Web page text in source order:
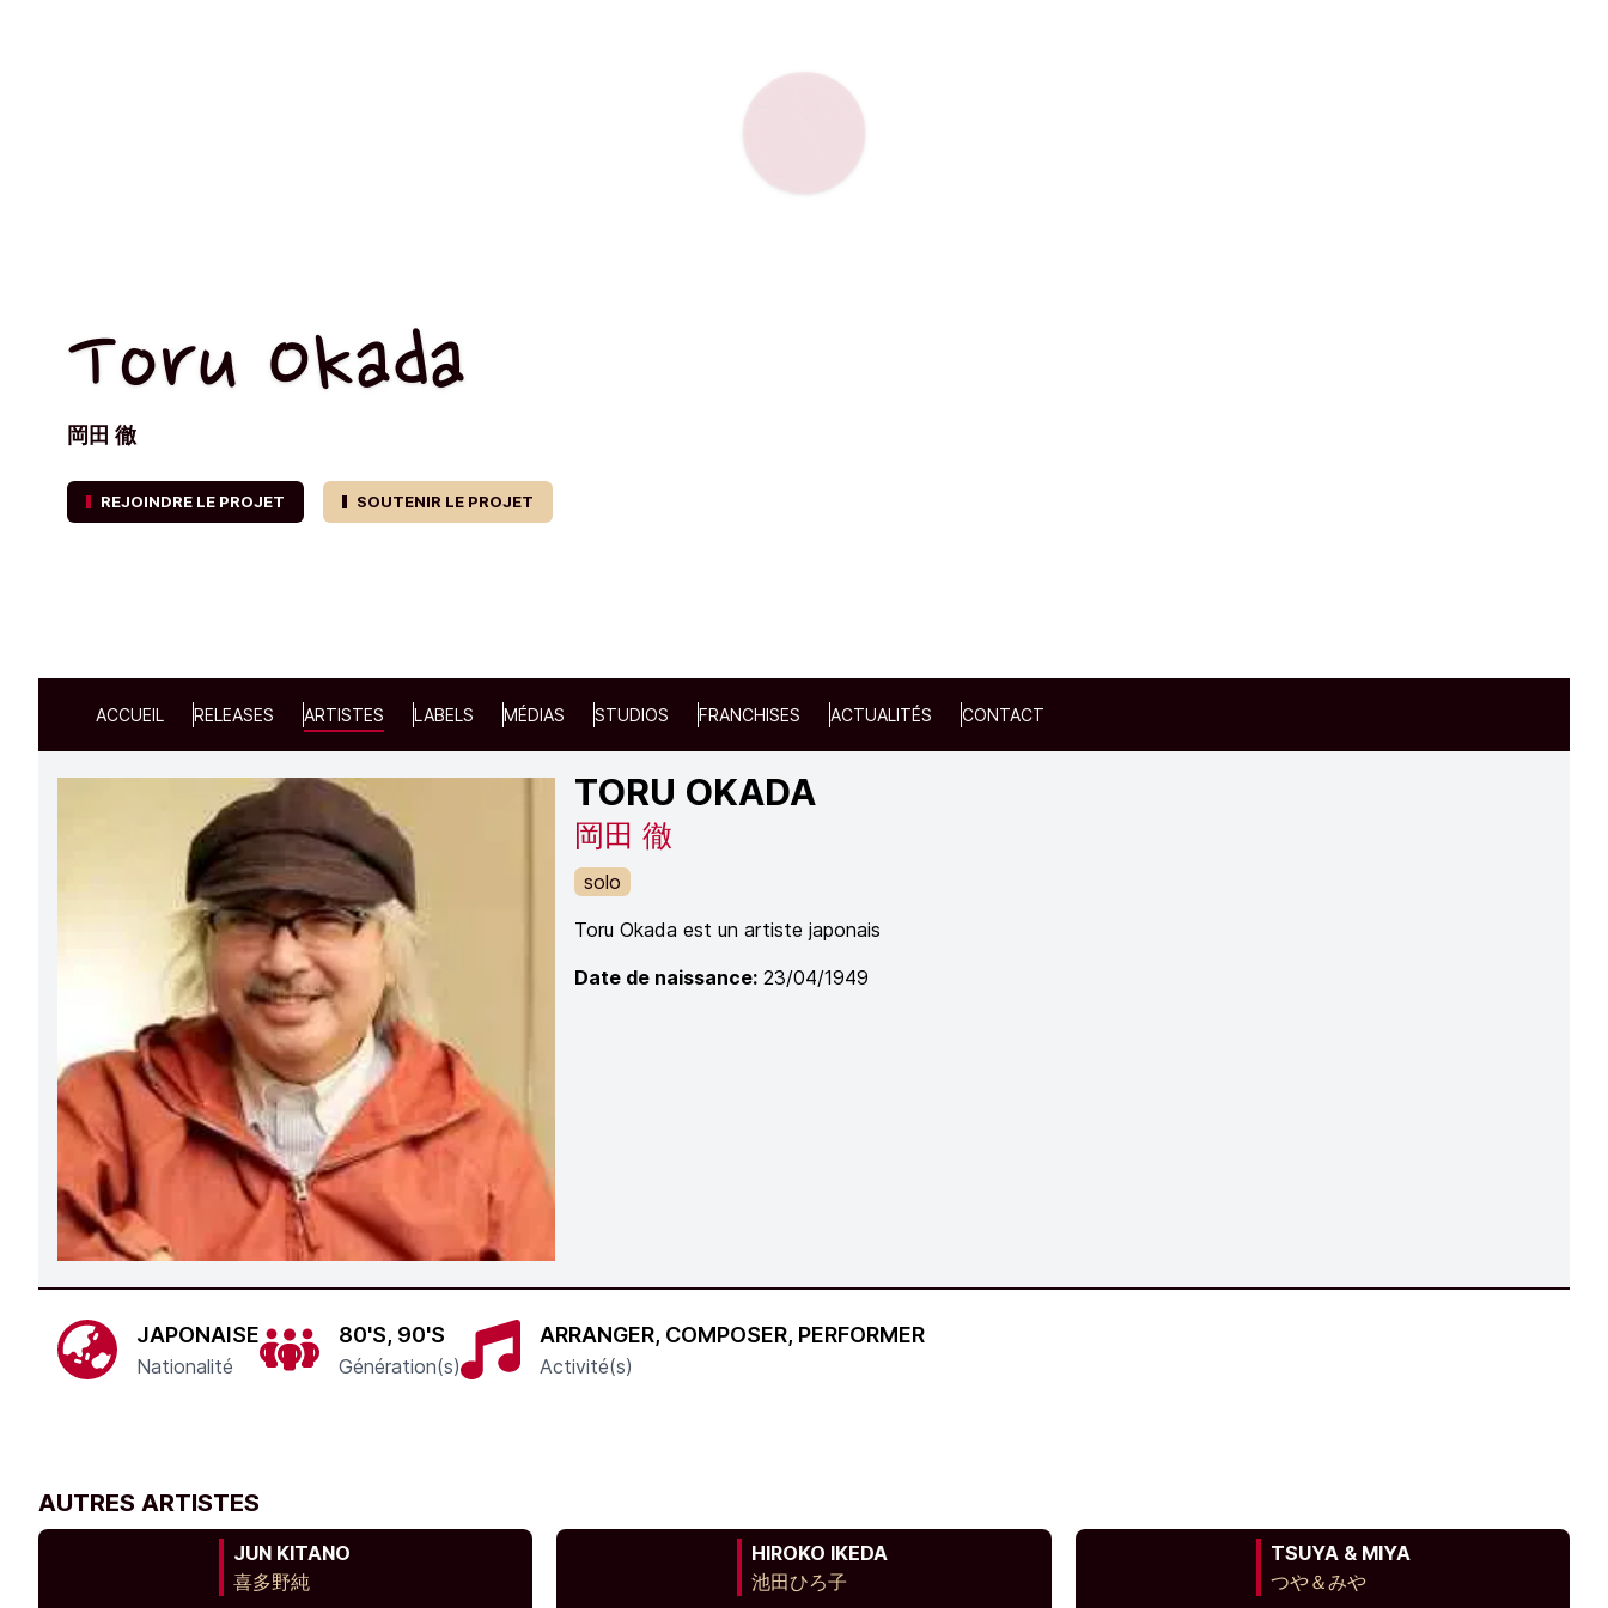
Toru Okada
岡田 徹
REJOINDRE LE PROJET SOUTENIR LE PROJET
ACCUEIL RELEASES ARTISTES LABELS MÉDIAS STUDIOS FRANCHISES ACTUALITÉS CONTACT
TORU OKADA
岡田 徹
solo
Toru Okada est un artiste japonais
Date de naissance: 23/04/1949
JAPONAISE
Nationalité
80'S, 90'S
Génération(s)
ARRANGER, COMPOSER, PERFORMER
Activité(s)
AUTRES ARTISTES
JUN KITANO
喜多野純
HIROKO IKEDA
池田ひろ子
TSUYA & MIYA
つや＆みや